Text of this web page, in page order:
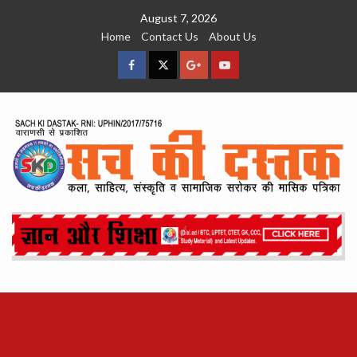
August 7, 2026
Home
Contact Us About Us
facebookTwitterGoogleYouTube